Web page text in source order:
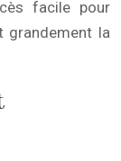
facile pour
grandement la